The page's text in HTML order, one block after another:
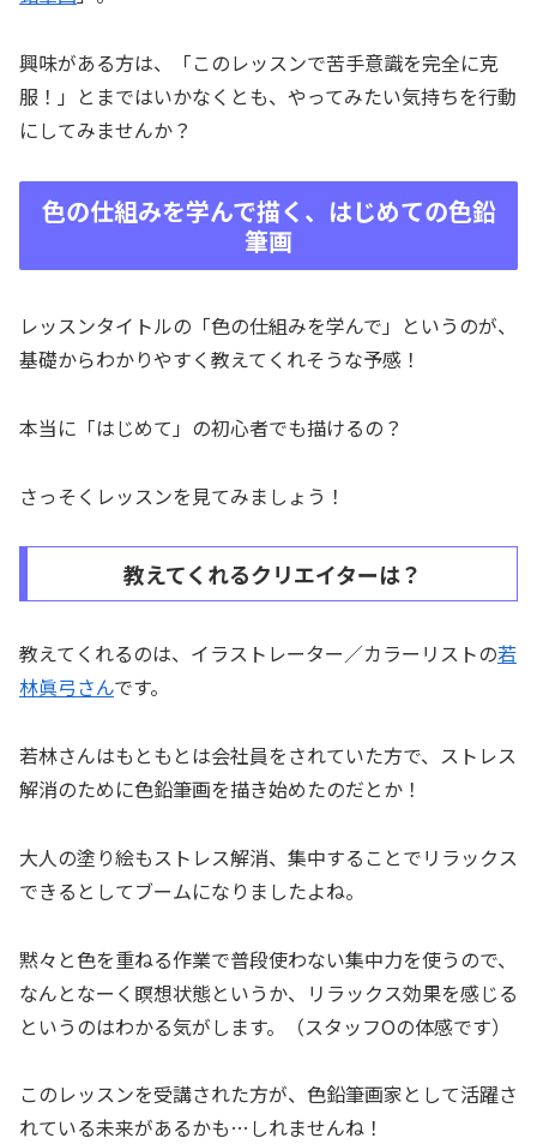
興味がある方は、「このレッスンで苦手意識を完全に克
服！」とまではいかなくとも、やってみたい気持ちを行動
にしてみませんか？
色の仕組みを学んで描く、はじめての色鉛
筆画
レッスンタイトルの「色の仕組みを学んで」というのが、
基礎からわかりやすく教えてくれそうな予感！
本当に「はじめて」の初心者でも描けるの？
さっそくレッスンを見てみましょう！
教えてくれるクリエイターは？
教えてくれるのは、イラストレーター／カラーリストの若
林眞弓さんです。
若林さんはもともとは会社員をされていた方で、ストレス
解消のために色鉛筆画を描き始めたのだとか！
大人の塗り絵もストレス解消、集中することでリラックス
できるとしてブームになりましたよね。
黙々と色を重ねる作業で普段使わない集中力を使うので、
なんとなーく瞑想状態というか、リラックス効果を感じる
というのはわかる気がします。（スタッフOの体感です）
このレッスンを受講された方が、色鉛筆画家として活躍さ
れている未来があるかも…しれませんね！